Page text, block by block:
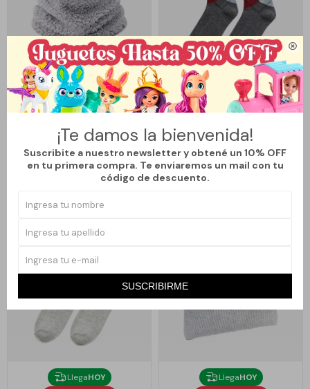

¡Te damos la bienvenida!
Suscribite a nuestro newsletter y obtené un 10% OFF
en tu primera compra. Te enviaremos un mail con tu
código de descuento.
SUSCRIBIRME
LlegaHOY
Llega en2 hs
CUELLO BUFANDA SOFT VARIOS
COLORES - GRIS
$ 349
LlegaHOY
Llega en2 hs
MEDIAS DE ROMBOS - GRIS
$129
LlegaHOY
LlegaHOY